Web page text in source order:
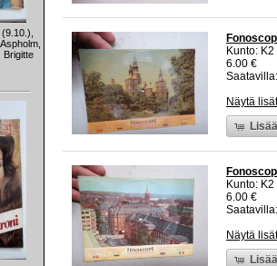
Brigitte
Kunto:
6.00 €
Näytä
Kunto:
6.00 €
Näytä